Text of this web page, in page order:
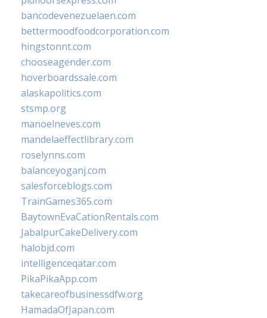
bancodevenezuelaen.com
bettermoodfoodcorporation.com
hingstonnt.com
chooseagender.com
hoverboardssale.com
alaskapolitics.com
stsmp.org
manoelneves.com
mandelaeffectlibrary.com
roselynns.com
balanceyoganj.com
salesforceblogs.com
TrainGames365.com
BaytownEvaCationRentals.com
JabalpurCakeDelivery.com
halobjd.com
intelligenceqatar.com
PikaPikaApp.com
takecareofbusinessdfw.org
HamadaOfJapan.com